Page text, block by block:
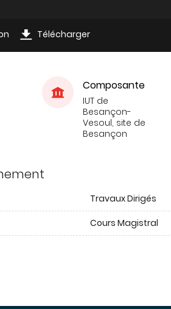
Télécharger
Composante
IUT de
Besançon-
Vesoul, site de
Besançon
Travaux Dirigés
Cours Magistral